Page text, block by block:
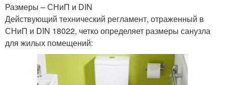
Размеры – СНиП и DIN
Действующий технический регламент, отраженный в
СНиП и DIN 18022, четко определяет размеры санузла
для жилых помещений: